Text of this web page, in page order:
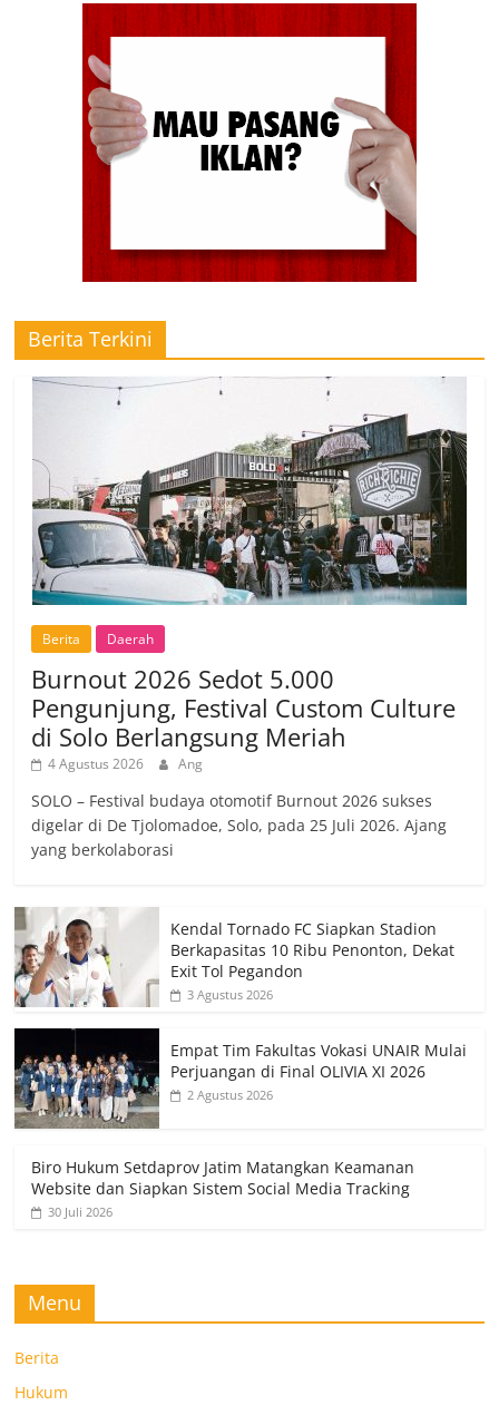
Berita Terkini
Berita Daerah
Burnout 2026 Sedot 5.000
Pengunjung, Festival Custom Culture
di Solo Berlangsung Meriah
4 Agustus 2026 Ang
SOLO – Festival budaya otomotif Burnout 2026 sukses
digelar di De Tjolomadoe, Solo, pada 25 Juli 2026. Ajang
yang berkolaborasi
Kendal Tornado FC Siapkan Stadion
Berkapasitas 10 Ribu Penonton, Dekat
Exit Tol Pegandon
3 Agustus 2026
Empat Tim Fakultas Vokasi UNAIR Mulai
Perjuangan di Final OLIVIA XI 2026
2 Agustus 2026
Biro Hukum Setdaprov Jatim Matangkan Keamanan
Website dan Siapkan Sistem Social Media Tracking
30 Juli 2026
Menu
Berita
Hukum